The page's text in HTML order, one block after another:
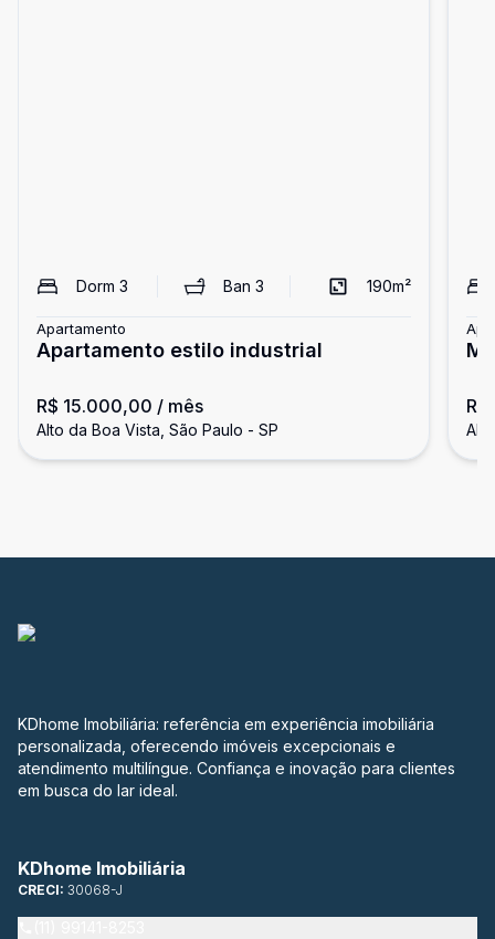
Dorm 3 Ban3 190m²
Apartamento
Apartamento estilo industrial
R$ 15.000,00 / mês
Alto da Boa Vista, São Paulo - SP
KDhome Imobiliária: referência em experiência imobiliária
personalizada, oferecendo imóveis excepcionais e
atendimento multilíngue. Confiança e inovação para clientes
em busca do lar ideal.
KDhome Imobiliária
CRECI: 30068-J